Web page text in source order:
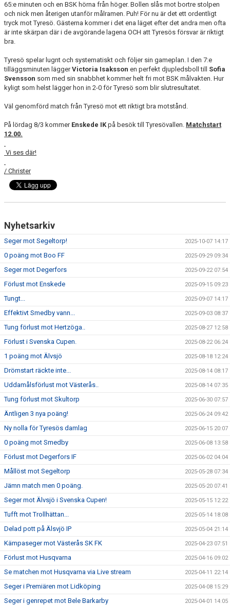
65:e minuten och en BSK hörna från höger. Bollen slås mot bortre stolpen
och nick men återigen utanför målramen. Puh! För nu är det ett ordentligt
tryck mot Tyresö. Gästerna kommer i det ena läget efter det andra men ofta
är inte skärpan där i de avgörande lagena OCH att Tyresös försvar är riktigt
bra.
Tyresö spelar lugnt och systematiskt och följer sin gameplan. I den 7:e
tilläggsminuten läggerVictoria Isaksson en perfekt djupledsboll till Sofia
Svensson som med sin snabbhet kommer helt fri mot BSK målvakten. Hur
kyligt som helst lägger hon in 2-0 för Tyresö som blir slutresultatet.
Väl genomförd match från Tyresö mot ett riktigt bra motstånd.
På lördag 8/3 kommer Enskede IKpå besök till Tyresövallen. Matchstart
12.00.
Vi ses där!
/ Christer
Nyhetsarkiv
Seger mot Segeltorp! 2025-10-07 14:17
0 poäng mot Boo FF 2025-09-29 09:34
Seger mot Degerfors 2025-09-22 07:54
Förlust mot Enskede 2025-09-15 09:23
Tungt... 2025-09-07 14:17
Effektivt Smedby vann... 2025-09-03 08:37
Tung förlust mot Hertzöga.. 2025-08-27 12:58
Förlust i Svenska Cupen. 2025-08-22 06:24
1 poäng mot Älvsjö 2025-08-18 12:24
Drömstart räckte inte... 2025-08-14 08:17
Uddamålsförlust mot Västerås.. 2025-08-14 07:35
Tung förlust mot Skultorp 2025-06-30 07:57
Äntligen 3 nya poäng! 2025-06-24 09:42
Ny nolla för Tyresös damlag 2025-06-15 20:07
0 poäng mot Smedby 2025-06-08 13:58
Förlust mot Degerfors IF 2025-06-02 04:04
Mållöst mot Segeltorp 2025-05-28 07:34
Jämn match men 0 poäng. 2025-05-20 07:41
Seger mot Älvsjö i Svenska Cupen! 2025-05-15 12:22
Tufft mot Trollhättan... 2025-05-14 18:08
Delad pott på Älsvjö IP 2025-05-04 21:14
Kämpaseger mot Västerås SK FK 2025-04-23 07:51
Förlust mot Husqvarna 2025-04-16 09:02
Se matchen mot Husqvarna via Live stream 2025-04-11 22:14
Seger i Premiären mot Lidköping 2025-04-08 15:29
Seger i genrepet mot Bele Barkarby 2025-04-01 14:05